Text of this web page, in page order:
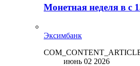
Монетная неделя в с
Эксимбанк
июнь 02 2026